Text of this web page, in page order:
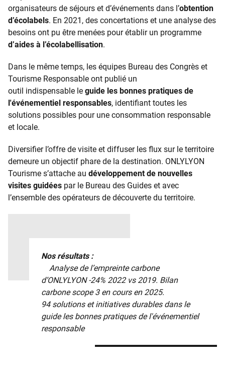
organisateurs de séjours et d’événements dans l’obtention
d’écolabels. En 2021, des concertations et une analyse des
besoins ont pu être menées pour établir un programme
d’aides à l’écolabellisation.
Dans le même temps, les équipes Bureau des Congrès et
Tourisme Responsable ont publié un
outil indispensable le guide les bonnes pratiques de
l'événementiel responsables, identifiant toutes les
solutions possibles pour une consommation responsable
et locale.
Diversifier l’offre de visite et diffuser les flux sur le territoire
demeure un objectif phare de la destination. ONLYLYON
Tourisme s’attache au développement de nouvelles
visites guidées par le Bureau des Guides et avec
l’ensemble des opérateurs de découverte du territoire.
Nos résultats :
Analyse de l’empreinte carbone
d’ONLYLYON -24% 2022 vs 2019. Bilan
carbone scope 3 en cours en 2025.
94 solutions et initiatives durables dans le
guide les bonnes pratiques de l'événementiel
responsable